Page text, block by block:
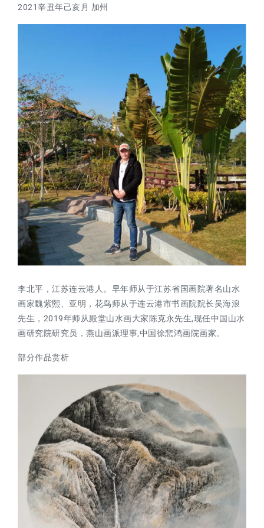
2021辛丑年己亥月 加州
李北平，江苏连云港人。早年师从于江苏省国画院著名山水
画家魏紫熙、亚明，花鸟师从于连云港市书画院院长吴海浪
先生，2019年师从殿堂山水画大家陈克永先生,现任中国山水
画研究院研究员，燕山画派理事,中国徐悲鸿画院画家。
部分作品赏析